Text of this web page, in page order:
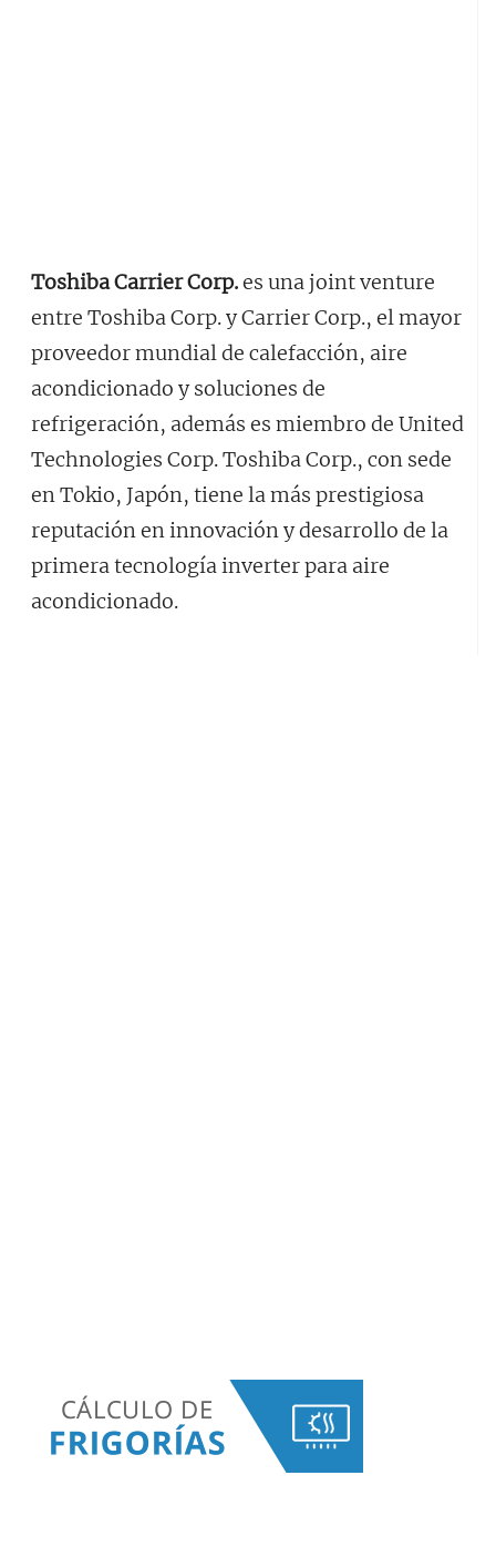
Toshiba Carrier Corp.es una joint venture
entre Toshiba Corp. y Carrier Corp., el mayor
proveedor mundial de calefacción, aire
acondicionado y soluciones de
refrigeración, además es miembro de United
Technologies Corp. Toshiba Corp., con sede
en Tokio, Japón, tiene la más prestigiosa
reputación en innovación y desarrollo de la
primera tecnología inverter para aire
acondicionado.